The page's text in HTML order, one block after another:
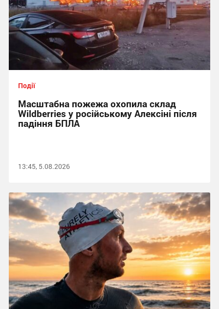
Події
Масштабна пожежа охопила склад
Wildberries у російському Алексіні після
падіння БПЛА
13:45, 5.08.2026